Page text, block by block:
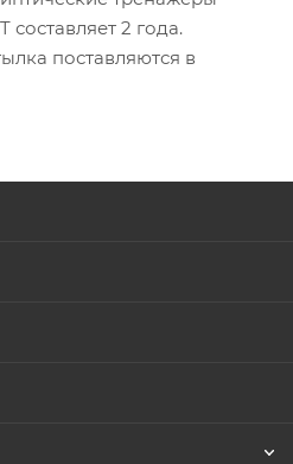
составляет 2 года.
поставляются в